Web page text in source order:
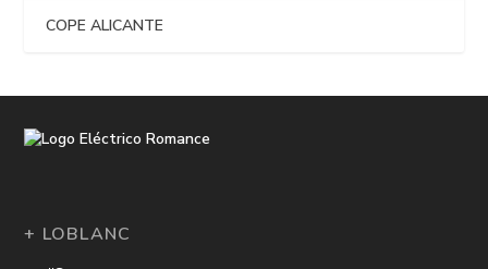
COPE ALICANTE
+ LOBLANC